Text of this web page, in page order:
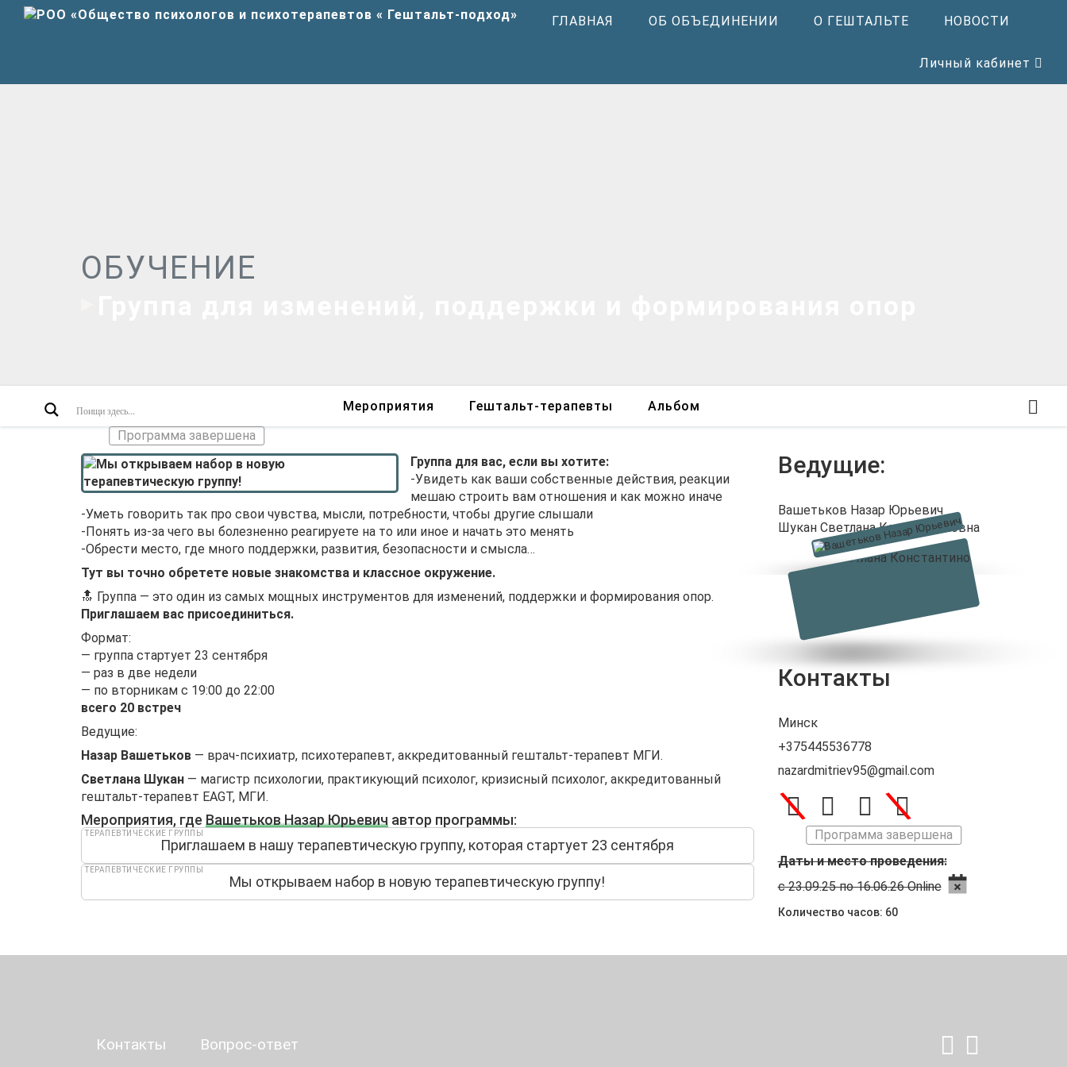
ГЛАВНАЯ ОБ ОБЪЕДИНЕНИИ О ГЕШТАЛЬТЕ НОВОСТИ
Личный кабинет
ОБУЧЕНИЕ
Мероприятия Гештальт-терапевты
Альбом
Программа завершена
Группа для вас, если вы хотите:
-Увидеть как ваши собственные действия, реакции
мешаю строить вам отношения и как можно иначе
-Уметь говорить так про свои чувства, мысли, потребности, чтобы другие слышали
-Понять из-за чего вы болезненно реагируете на то или иное и начать это менять
-Обрести место, где много поддержки, развития, безопасности и смысла…
Тут вы точно обретете новые знакомства и классное окружение.
🔝 Группа — это один из самых мощных инструментов для изменений, поддержки и формирования опор.
Приглашаем вас присоединиться.
Формат:
— группа стартует 23 сентября
— раз в две недели
— по вторникам с 19:00 до 22:00
всего 20 встреч
Ведущие:
Назар Вашетьков — врач-психиатр, психотерапевт, аккредитованный гештальт-терапевт МГИ.
Светлана Шукан — магистр психологии, практикующий психолог, кризисный психолог, аккредитованный
гештальт-терапевт EAGT, МГИ.
Мероприятия, где Вашетьков Назар Юрьевич автор программы:
Приглашаем в нашу терапевтическую группу, которая стартует 23 сентября
ТЕРАПЕВТИЧЕСКИЕ ГРУППЫ
Мы открываем набор в новую терапевтическую группу!
ТЕРАПЕВТИЧЕСКИЕ ГРУППЫ
Ведущие:
Вашетьков Назар Юрьевич
Шукан Светлана Константиновна
Контакты
Минск
+375445536778
nazardmitriev95@gmail.com
\ \
Программа завершена
Даты и место проведения:
с 23.09.25 по 16.06.26 Online
Количество часов: 60
Контакты Вопрос-ответ